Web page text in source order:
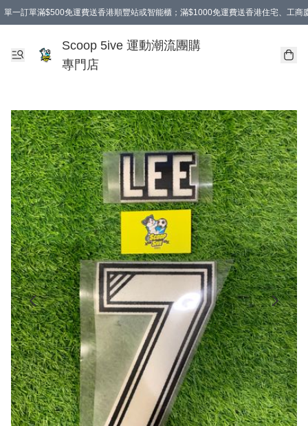
單一訂單滿$500免運費送香港順豐站或智能櫃；滿$1000免運費送香港住宅、工商
Scoop 5ive 運動潮流團購
專門店